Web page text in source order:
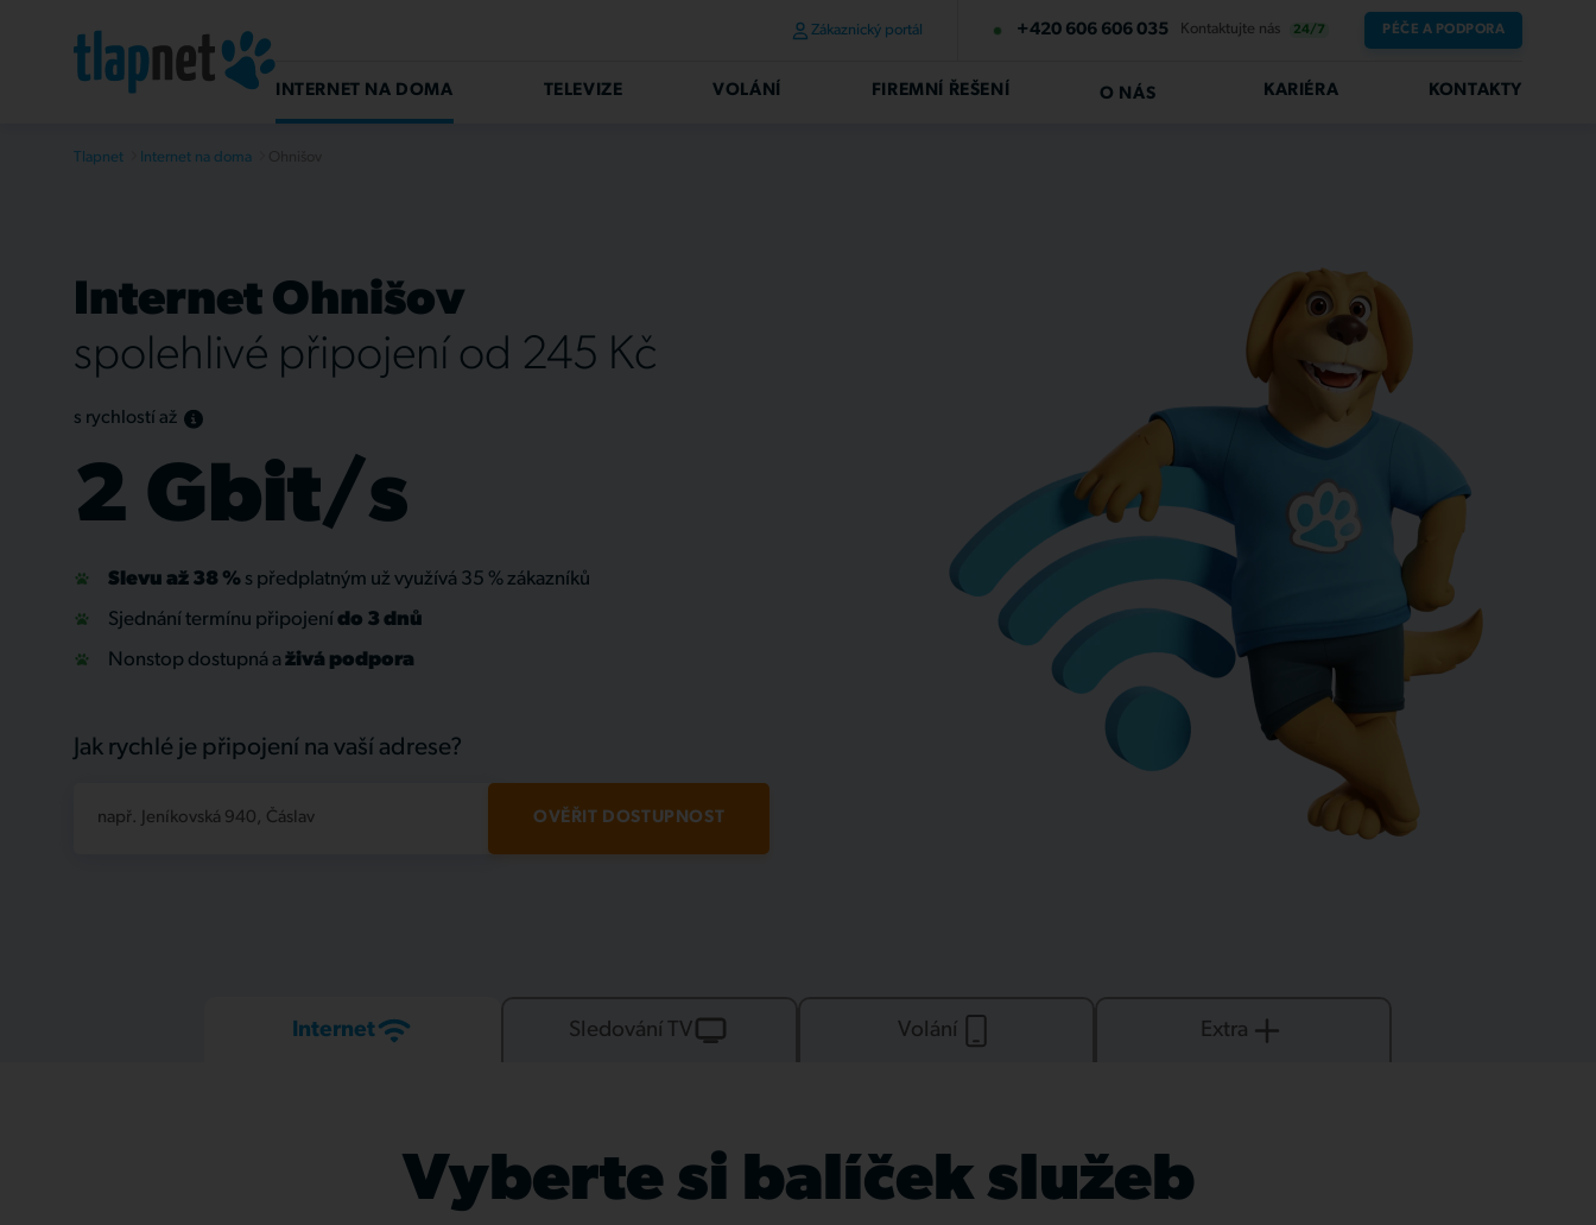
Zákaznický portál +420 606 606 035 Kontaktujte nás 24/7 PÉČE A PODPORA
INTERNET NA DOMA TELEVIZE VOLÁNÍ FIREMNÍ ŘEŠENÍ O NÁS KARIÉRA KONTAKTY
Tlapnet Internet na doma
Internet Ohnišov
spolehlivé připojení od 245 Kč
s rychlostí až
2 Gbit/s
Slevu až 38 % s předplatným už využívá 35 % zákazníků
Sjednání termínu připojení do 3 dnů
Nonstop dostupná a živá podpora
Jak rychlé je připojení na vaší adrese?
např. Jeníkovská 940, Čáslav OVĚŘIT DOSTUPNOST
Internet Sledování TV Volání Extra
Vyberte si balíček služeb